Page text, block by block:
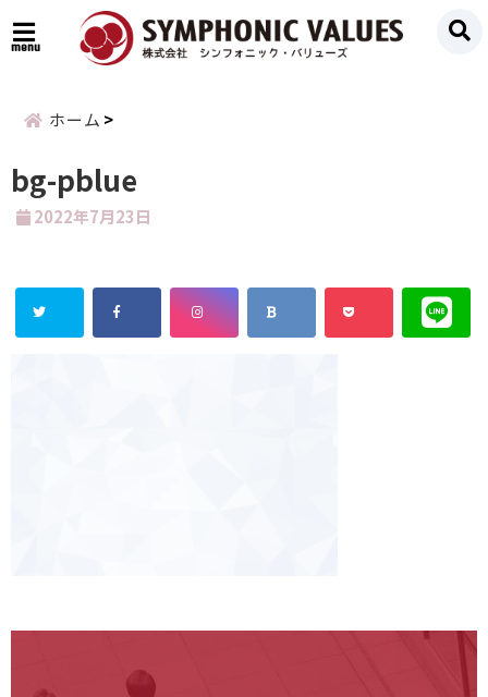
menu
ホーム
bg-pblue
2022年7月23日